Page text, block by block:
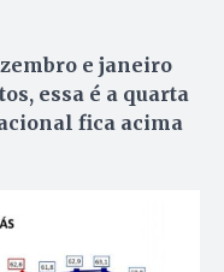
e janeiro
essa é a quarta
fica acima